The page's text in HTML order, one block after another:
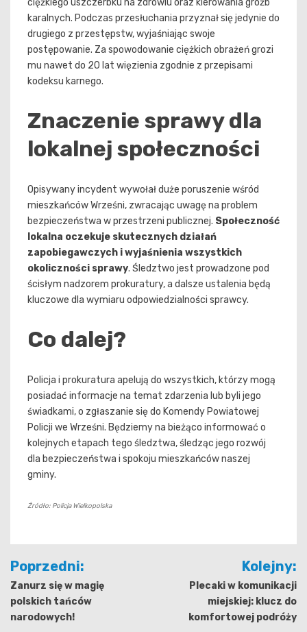
karalnych. Podczas przesłuchania przyznał się jedynie do
drugiego z przestępstw, wyjaśniając swoje
postępowanie. Za spowodowanie ciężkich obrażeń grozi
mu nawet do 20 lat więzienia zgodnie z przepisami
kodeksu karnego.
Znaczenie sprawy dla
lokalnej społeczności
Opisywany incydent wywołał duże poruszenie wśród
mieszkańców Wrześni, zwracając uwagę na problem
bezpieczeństwa w przestrzeni publicznej. Społeczność
lokalna oczekuje skutecznych działań
zapobiegawczych i wyjaśnienia wszystkich
okoliczności sprawy. Śledztwo jest prowadzone pod
ścisłym nadzorem prokuratury, a dalsze ustalenia będą
kluczowe dla wymiaru odpowiedzialności sprawcy.
Co dalej?
Policja i prokuratura apelują do wszystkich, którzy mogą
posiadać informacje na temat zdarzenia lub byli jego
świadkami, o zgłaszanie się do Komendy Powiatowej
Policji we Wrześni. Będziemy na bieżąco informować o
kolejnych etapach tego śledztwa, śledząc jego rozwój
dla bezpieczeństwa i spokoju mieszkańców naszej
gminy.
Źródło: Policja Wielkopolska
Nawigacja
wpisu
Poprzedni:
Zanurz się w magię
polskich tańców
narodowych!
Kolejny:
Plecaki w komunikacji
miejskiej: klucz do
komfortowej podróży